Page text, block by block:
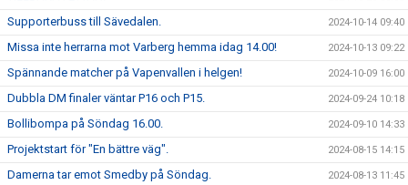
Supporterbuss till Sävedalen. 2024-10-14 09:40
Missa inte herrarna mot Varberg hemma idag 14.00! 2024-10-13 09:22
Spännande matcher på Vapenvallen i helgen! 2024-10-09 16:00
Dubbla DM finaler väntar P16 och P15. 2024-09-24 10:18
Bollibompa på Söndag 16.00. 2024-09-10 14:33
Projektstart för "En bättre väg". 2024-08-15 14:15
Damerna tar emot Smedby på Söndag. 2024-08-13 11:45